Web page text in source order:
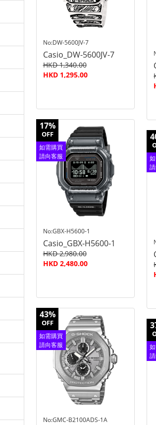
No:DW-5600JV-7
Casio_DW-5600JV-7
HKD 1,340.00
HKD 1,295.00
17%
OFF
如需購買
請向客服
查詢
No:GBX-H5600-1
Casio_GBX-H5600-1
HKD 2,980.00
HKD 2,480.00
43%
OFF
如需購買
請向客服
查詢
No:GMC-B2100ADS-1A